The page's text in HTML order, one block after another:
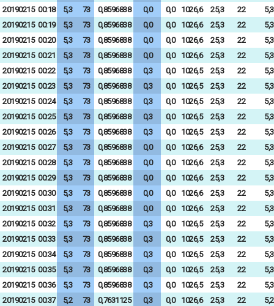
20190215 00:18 5,3 73 0,8596838 0,0 0,0 1026,6 25,3 22
5,3
20190215 00:19 5,3 73 0,8596838 0,0 0,0 1026,6 25,3 22
5,3
20190215 00:20 5,3 73 0,8596838 0,0 0,0 1026,6 25,3 22
5,3
20190215 00:21 5,3 73 0,8596838 0,0 0,0 1026,6 25,3 22
5,3
20190215 00:22 5,3 73 0,8596838 0,3 0,0 1026,5 25,3 22
5,3
20190215 00:23 5,3 73 0,8596838 0,3 0,0 1026,5 25,3 22
5,3
20190215 00:24 5,3 73 0,8596838 0,3 0,0 1026,5 25,3 22
5,3
20190215 00:25 5,3 73 0,8596838 0,3 0,0 1026,5 25,3 22
5,3
20190215 00:26 5,3 73 0,8596838 0,3 0,0 1026,5 25,3 22
5,3
20190215 00:27 5,3 73 0,8596838 0,0 0,0 1026,6 25,3 22
5,3
20190215 00:28 5,3 73 0,8596838 0,0 0,0 1026,6 25,3 22
5,3
20190215 00:29 5,3 73 0,8596838 0,0 0,0 1026,6 25,3 22
5,3
20190215 00:30 5,3 73 0,8596838 0,0 0,0 1026,6 25,3 22
5,3
20190215 00:31 5,3 73 0,8596838 0,0 0,0 1026,6 25,3 22
5,3
20190215 00:32 5,3 73 0,8596838 0,3 0,0 1026,5 25,3 22
5,3
20190215 00:33 5,3 73 0,8596838 0,3 0,0 1026,5 25,3 22
5,3
20190215 00:34 5,3 73 0,8596838 0,3 0,0 1026,5 25,3 22
5,3
20190215 00:35 5,3 73 0,8596838 0,3 0,0 1026,5 25,3 22
5,3
20190215 00:36 5,3 73 0,8596838 0,3 0,0 1026,5 25,3 22
5,3
20190215 00:37 5,2 73 0,7631125 0,3 0,0 1026,6 25,3 22
5,2